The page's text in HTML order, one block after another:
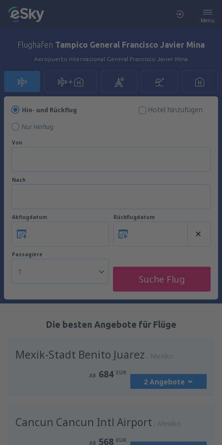
Menü
Flughafen Tampico General Francisco Javier Mina
Aeropuerto Internacional General Francisco Javier Mina
Hin- und Rückflug
Nur Hinflug
Hotel hinzufügen
Von
Nach
Abflugdatum Rückflugdatum
Passagiere
1
Suche Flug
Die besten Angebote für Flüge
Mexik-Stadt Benito Juarez Mexiko
AB 684 EUR
2 Angebote
Brandt (BER)
Cancun Cancun Intl Airport Mexiko
AB 568 EUR